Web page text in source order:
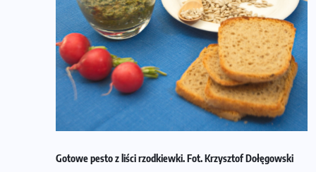
Gotowe pesto z liści rzodkiewki. Fot. Krzysztof Dołęgowski